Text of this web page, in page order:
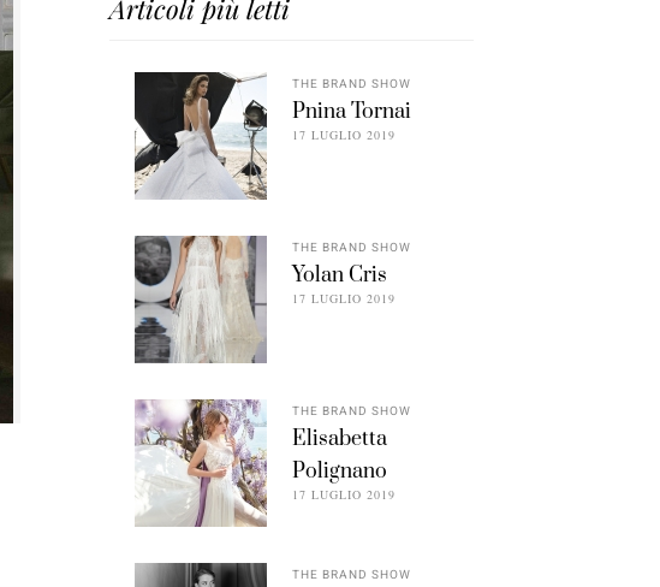
Articoli più letti
THE BRAND SHOW
Pnina Tornai
17 LUGLIO 2019
THE BRAND SHOW
Yolan Cris
17 LUGLIO 2019
THE BRAND SHOW
Elisabetta
Polignano
17 LUGLIO 2019
THE BRAND SHOW